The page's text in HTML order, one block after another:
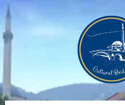
Skip
to
content
Skip
to
left
sidebar
Skip
to
right
sidebar
Skip
to
footer